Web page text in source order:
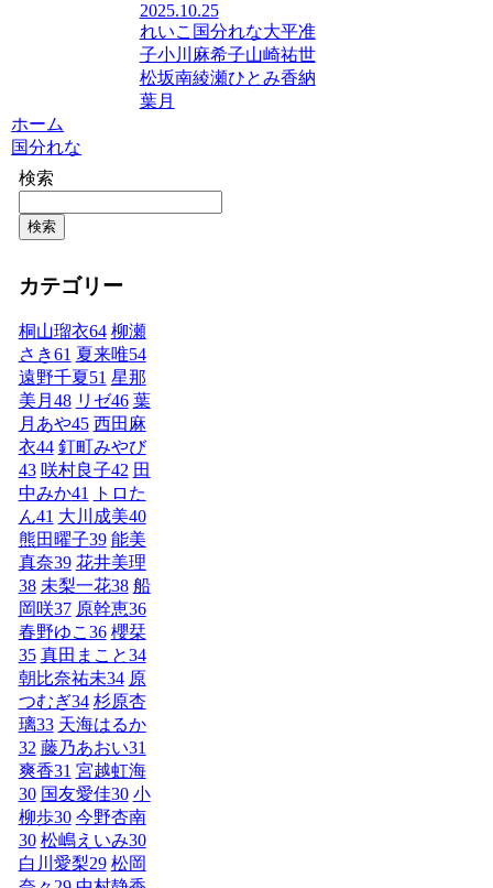
2025.10.25
れいこ 国分れな大平准
子小川麻希子山崎祐世
松坂南綾瀬ひとみ香納
葉月
ホーム
国分れな
検索
検索
カテゴリー
桐山瑠衣64 柳瀬
さき61 夏来唯54
遠野千夏51 星那
美月 48 リゼ46 葉
月あや45 西田麻
衣44 釘町みやび
43 咲村良子42 田
中みか41
トロた
ん41 大川成美40
熊田曜子39 能美
真奈39 花井美理
38 未梨一花38 船
岡咲37 原幹恵36
春野ゆこ 36 櫻栞
35 真田まこと34
朝比奈祐未34 原
つむぎ34 杉原杏
璃33 天海はるか
32 藤乃あおい31
爽香31 宮越虹海
30 国友愛佳30 小
柳歩30 今野杏南
30 松嶋えいみ30
白川愛梨29 松岡